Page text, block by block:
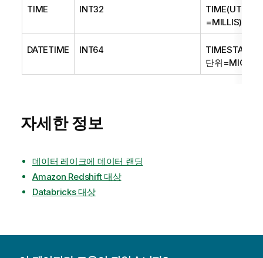
TIME INT32
=MILLIS)
DATETIME INT64
단위
자세한 정보
데이터 레이크에 데이터 랜딩
Amazon Redshift 대상
Databricks 대상